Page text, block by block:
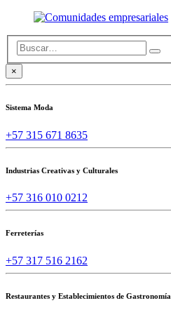
×
Sistema Moda
+57 315 671 8635
Industrias Creativas y Culturales
+57 316 010 0212
Ferreterías
+57 317 516 2162
Restaurantes y Establecimientos de Gastronomía